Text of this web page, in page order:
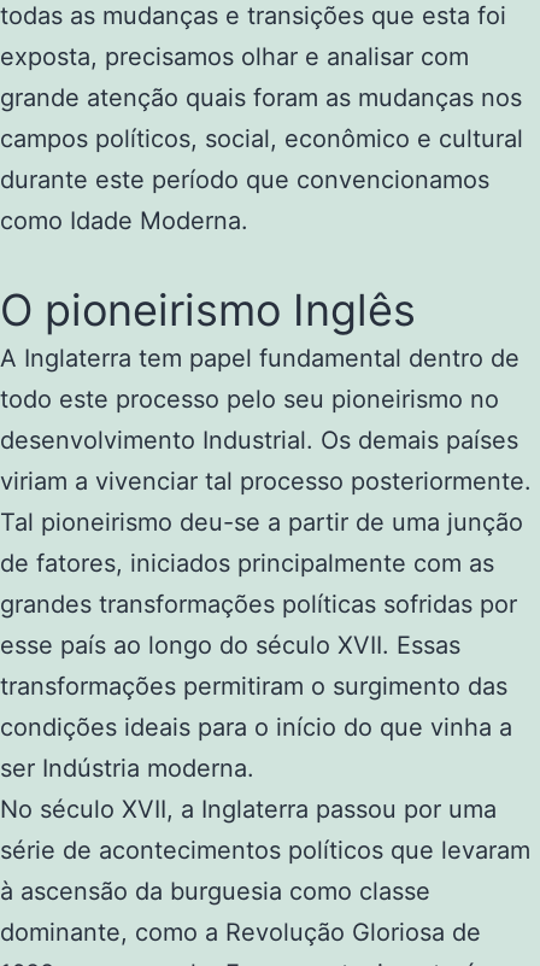
todas as mudanças e transições que esta foi
exposta, precisamos olhar e analisar com
grande atenção quais foram as mudanças nos
campos políticos, social, econômico e cultural
durante este período que convencionamos
como Idade Moderna.
O pioneirismo Inglês
A Inglaterra tem papel fundamental dentro de
todo este processo pelo seu pioneirismo no
desenvolvimento Industrial. Os demais países
viriam a vivenciar tal processo posteriormente.
Tal pioneirismo deu-se a partir de uma junção
de fatores, iniciados principalmente com as
grandes transformações políticas sofridas por
esse país ao longo do século XVII. Essas
transformações permitiram o surgimento das
condições ideais para o início do que vinha a
ser Indústria moderna.
No século XVII, a Inglaterra passou por uma
série de acontecimentos políticos que levaram
à ascensão da burguesia como classe
dominante, como a Revolução Gloriosa de